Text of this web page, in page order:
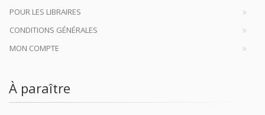
POUR LES LIBRAIRES
CONDITIONS GÉNÉRALES
MON COMPTE
À paraître